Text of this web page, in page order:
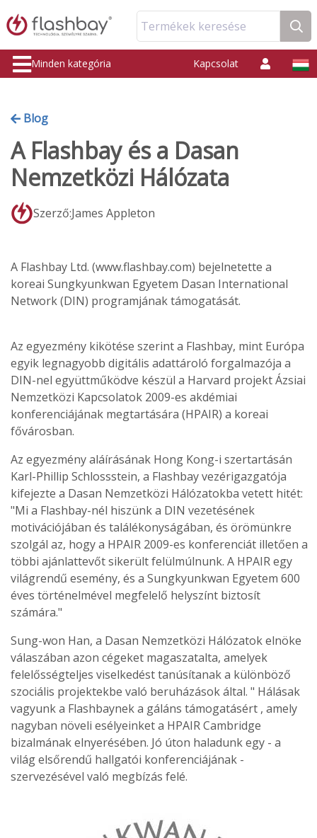
Termékek keresése
Minden kategória Kapcsolat
Blog
A Flashbay és a Dasan
Nemzetközi Hálózata
Szerző:James Appleton
A Flashbay Ltd. (www.flashbay.com) bejelnetette a
koreai Sungkyunkwan Egyetem Dasan International
Network (DIN) programjának támogatását.
Az egyezmény kikötése szerint a Flashbay, mint Európa
egyik legnagyobb digitális adattároló forgalmazója a
DIN-nel együttműködve készül a Harvard projekt Ázsiai
Nemzetközi Kapcsolatok 2009-es akdémiai
konferenciájának megtartására (HPAIR) a koreai
fővárosban.
Az egyezmény aláírásának Hong Kong-i szertartásán
Karl-Phillip Schlossstein, a Flashbay vezérigazgatója
kifejezte a Dasan Nemzetközi Hálózatokba vetett hitét:
"Mi a Flashbay-nél hiszünk a DIN vezetésének
motivációjában és találékonyságában, és örömünkre
szolgál az, hogy a HPAIR 2009-es konferenciát illetően a
többi ajánlattevőt sikerült felülmúlnunk. A HPAIR egy
világrendű esemény, és a Sungkyunkwan Egyetem 600
éves történelmével megfelelő helyszínt biztosít
számára."
Sung-won Han, a Dasan Nemzetközi Hálózatok elnöke
válaszában azon cégeket magaszatalta, amelyek
felelősségteljes viselkedést tanúsítanak a különböző
szociális projektekbe való beruházások által. " Hálásak
vagyunk a Flashbaynek a gáláns támogatásért , amely
nagyban növeli esélyeinket a HPAIR Cambridge
bizalmának elnyerésében. Jó úton haladunk egy - a
világ elsőrendű hallgatói konferenciájának -
szervezésével való megbízás felé.